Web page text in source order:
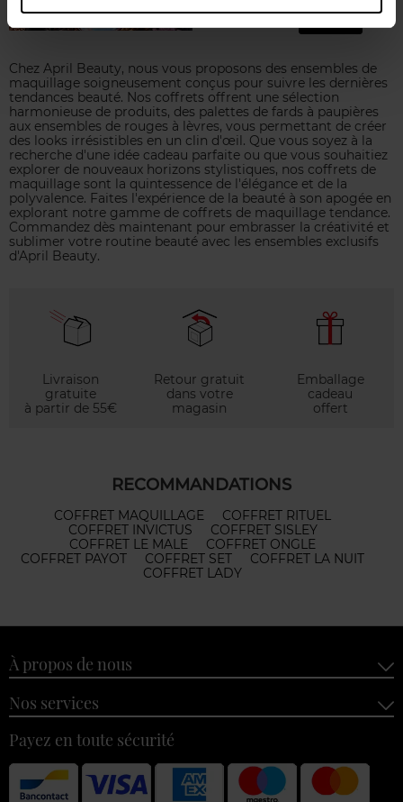
80,50 € Ajouter
Chez April Beauty, nous vous proposons des ensembles de
maquillage soigneusement conçus pour suivre les dernières
tendances beauté. Nos coffrets offrent une sélection
harmonieuse de produits, des palettes de fards à paupières
aux ensembles de rouges à lèvres, vous permettant de créer
des looks irrésistibles en un clin d'œil. Que vous soyez à la
recherche d'une idée cadeau parfaite ou que vous souhaitiez
explorer de nouveaux horizons stylistiques, nos coffrets de
maquillage sont la quintessence de l'élégance et de la
polyvalence. Faites l'expérience de la beauté à son apogée en
explorant notre gamme de coffrets de maquillage tendance.
Commandez dès maintenant pour embrasser la créativité et
sublimer votre routine beauté avec les ensembles exclusifs
d'April Beauty.
Livraison
gratuite
à partir de 55€
Retour gratuit
dans votre
magasin
Emballage
cadeau
offert
RECOMMANDATIONS
COFFRET MAQUILLAGE
COFFRET RITUEL
COFFRET INVICTUS
COFFRET SISLEY
COFFRET LE MALE
COFFRET ONGLE
COFFRET PAYOT
COFFRET SET
COFFRET LA NUIT
COFFRET LADY
À propos de nous
Nos services
Payez en toute sécurité